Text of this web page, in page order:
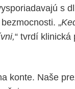
s
„
“ tvrdí klinická
konte. Naše